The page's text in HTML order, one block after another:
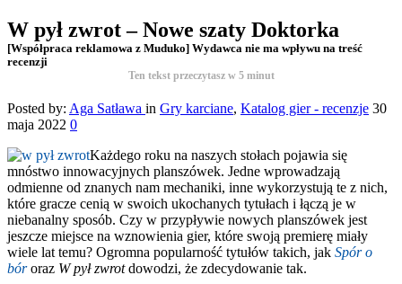
W pył zwrot – Nowe szaty Doktorka
[Współpraca reklamowa z Muduko] Wydawca nie ma wpływu na treść
recenzji
Ten tekst przeczytasz w 5 minut
Posted by: Aga Satława in Gry karciane, Katalog gier - recenzje 30
maja 2022 0
Każdego roku na naszych stołach pojawia się
mnóstwo innowacyjnych planszówek. Jedne wprowadzają
odmienne od znanych nam mechaniki, inne wykorzystują te z nich,
które gracze cenią w swoich ukochanych tytułach i łączą je w
niebanalny sposób. Czy w przypływie nowych planszówek jest
jeszcze miejsce na wznowienia gier, które swoją premierę miały
wiele lat temu? Ogromna popularność tytułów takich, jak Spór o
bóroraz W pył zwrotdowodzi, że zdecydowanie tak.